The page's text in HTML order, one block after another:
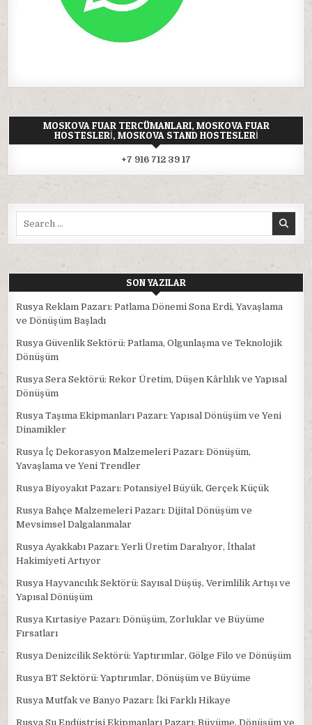
MOSKOVA FUAR TERCÜMANLARI, MOSKOVA FUAR
HOSTESLERI, MOSKOVA STAND HOSTESLERI
+7 916 712 39 17
SON YAZILAR
Rusya Reklam Pazarı: Patlama Dönemi Sona Erdi, Yavaşlama
ve Dönüşüm Başladı
Rusya Güvenlik Sektörü: Patlama, Olgunlaşma ve Teknolojik
Dönüşüm
Rusya Sera Sektörü: Rekor Üretim, Düşen Kârlılık ve Yapısal
Dönüşüm
Rusya Taşıma Ekipmanları Pazarı: Yapısal Dönüşüm ve Yeni
Dinamikler
Rusya İç Dekorasyon Malzemeleri Pazarı: Dönüşüm,
Yavaşlama ve Yeni Trendler
Rusya Biyoyakıt Pazarı: Potansiyel Büyük, Gerçek Küçük
Rusya Bahçe Malzemeleri Pazarı: Dijital Dönüşüm ve
Mevsimsel Dalgalanmalar
Rusya Ayakkabı Pazarı: Yerli Üretim Daralıyor, İthalat
Hakimiyeti Artıyor
Rusya Hayvancılık Sektörü: Sayısal Düşüş, Verimlilik Artışı ve
Yapısal Dönüşüm
Rusya Kırtasiye Pazarı: Dönüşüm, Zorluklar ve Büyüme
Fırsatları
Rusya Denizcilik Sektörü: Yaptırımlar, Gölge Filo ve Dönüşüm
Rusya BT Sektörü: Yaptırımlar, Dönüşüm ve Büyüme
Rusya Mutfak ve Banyo Pazarı: İki Farklı Hikaye
Rusya Su Endüstrisi Ekipmanları Pazarı: Büyüme, Dönüşüm ve